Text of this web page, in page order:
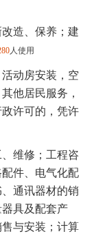
造、保养；建
人使用
动房安装，空
他居民服务，
许可的，凭许
维修；工程咨
件、电气化配
通讯器材的销
具及配套产
与安装；计算